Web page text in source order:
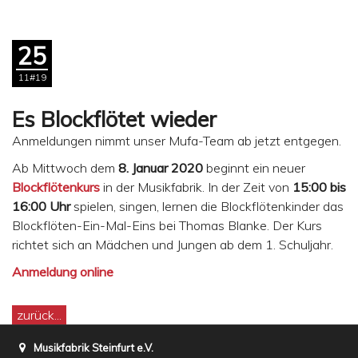
25
11#19
Es Blockflötet wieder
Anmeldungen nimmt unser Mufa-Team ab jetzt entgegen.
Ab Mittwoch dem 8. Januar 2020 beginnt ein neuer
Blockflötenkurs in der Musikfabrik. In der Zeit von 15:00 bis
16:00 Uhrspielen, singen, lernen die Blockflötenkinder das
Blockflöten-Ein-Mal-Eins bei Thomas Blanke. Der Kurs
richtet sich an Mädchen und Jungen ab dem 1. Schuljahr.
Anmeldung online
zurück...
Musikfabrik Steinfurt e.V.